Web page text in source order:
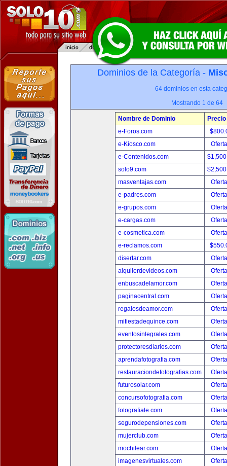
Dominios de la Categoría -
64 dominios en esta
Mostrando 1 de 64
Nombre de Dominio
Precio
e-Foros.com
e-Kiosco.com
e-Contenidos.com
solo9.com
masventajas.com
e-padres.com
e-grupos.com
e-cargas.com
e-cosmetica.com
e-reclamos.com
disertar.com
alquilerdevideos.com
enbuscadelamor.com
paginacentral.com
regalosdeamor.com
mifiestadequince.com
eventosintegrales.com
protectoresdiarios.com
aprendafotografia.com
restauraciondefotografias.com
futurosolar.com
concursofotografia.com
fotografiate.com
segurodepensiones.com
mujerclub.com
mochilear.com
imagenesvirtuales.com